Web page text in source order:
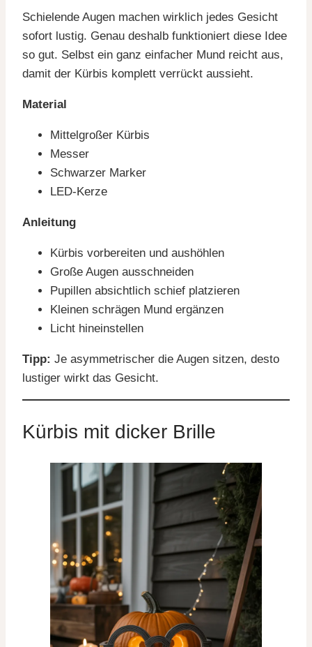
Schielende Augen machen wirklich jedes Gesicht
sofort lustig. Genau deshalb funktioniert diese Idee
so gut. Selbst ein ganz einfacher Mund reicht aus,
damit der Kürbis komplett verrückt aussieht.
Material
Mittelgroßer Kürbis
Messer
Schwarzer Marker
LED-Kerze
Anleitung
Kürbis vorbereiten und aushöhlen
Große Augen ausschneiden
Pupillen absichtlich schief platzieren
Kleinen schrägen Mund ergänzen
Licht hineinstellen
Tipp: Je asymmetrischer die Augen sitzen, desto
lustiger wirkt das Gesicht.
Kürbis mit dicker Brille